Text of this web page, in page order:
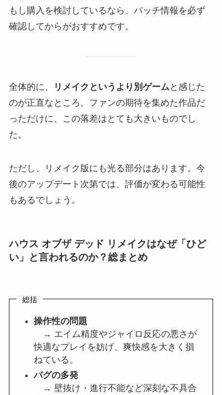
もし購入を検討しているなら、パッチ情報を必ず
確認してからがおすすめです。
全体的に、 リメイクというより別ゲームと感じた
のが正直なところ。ファンの期待を集めた作品だ
っただけに、この落差はとても大きいものでし
た。
ただし、リメイク版にも光る部分はあります。今
後のアップデート次第では、評価が変わる可能性
もあるでしょう。
ハウス オブザ デッド リメイクはなぜ「ひど
い」と言われるのか？総まとめ
総括
操作性の問題
→ エイム精度やジャイロ反応の悪さが
快適なプレイを妨げ、爽快感を大きく損
ねている。
バグの多発
→ 壁抜け・進行不能など深刻な不具合